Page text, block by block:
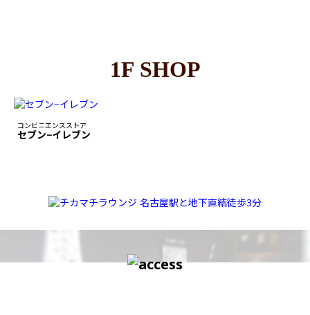
1F SHOP
コンビニエンスストア
セブン−イレブン